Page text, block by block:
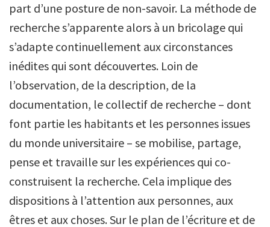
part d’une posture de non-savoir. La méthode de
recherche s’apparente alors à un bricolage qui
s’adapte continuellement aux circonstances
inédites qui sont découvertes. Loin de
l’observation, de la description, de la
documentation, le collectif de recherche – dont
font partie les habitants et les personnes issues
du monde universitaire – se mobilise, partage,
pense et travaille sur les expériences qui co-
construisent la recherche. Cela implique des
dispositions à l’attention aux personnes, aux
êtres et aux choses. Sur le plan de l’écriture et de